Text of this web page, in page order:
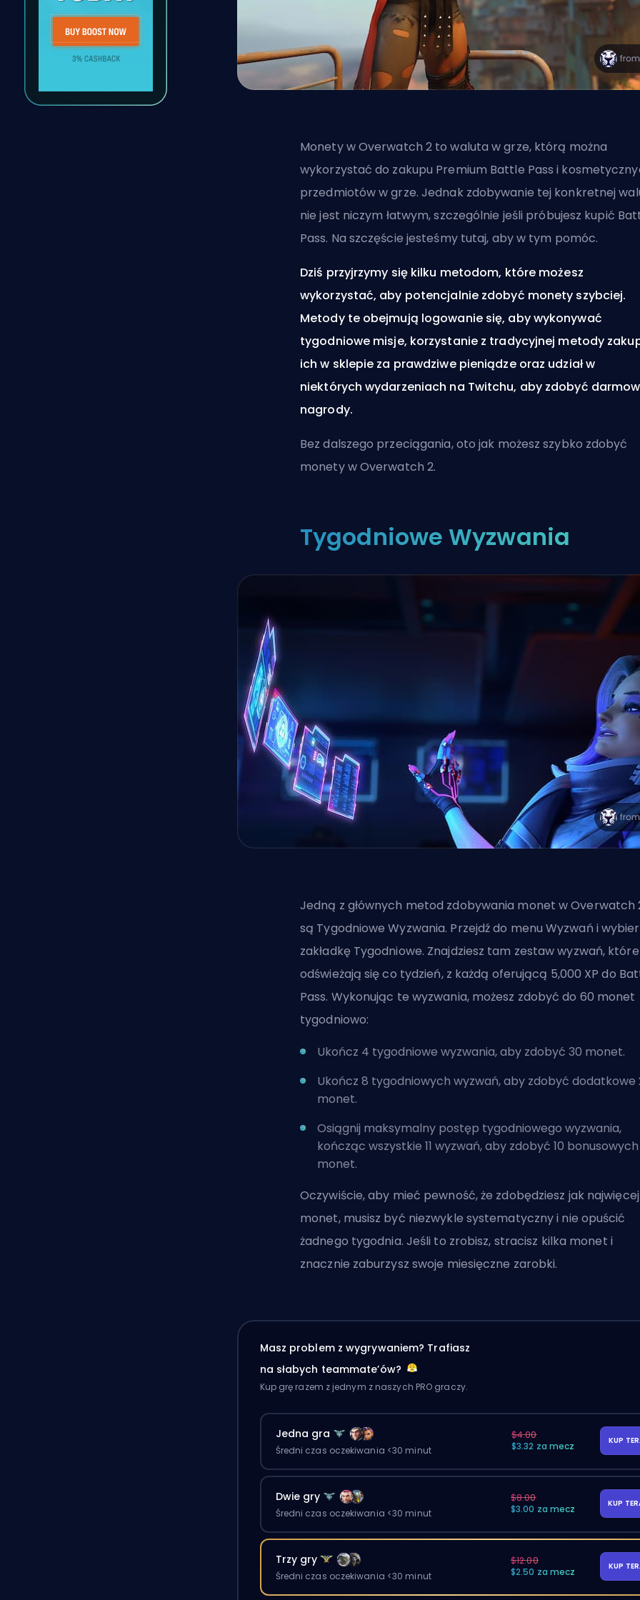
Monety w Overwatch 2 to waluta w grze, którą można
wykorzystać do zakupu Premium Battle Pass i
przedmiotów w grze. Jednak zdobywanie tej konkretnej
nie jest niczym łatwym, szczególnie jeśli próbujesz kupić
Pass. Na szczęście jesteśmy tutaj, aby w tym pomóc.
Dziś przyjrzymy się kilku metodom, które możesz
wykorzystać, aby potencjalnie zdobyć monety szybciej.
Metody te obejmują logowanie się, aby wykonywać
tygodniowe misje, korzystanie z tradycyjnej metody
ich w sklepie za prawdziwe pieniądze oraz udział w
niektórych wydarzeniach na Twitchu, aby zdobyć
nagrody.
Bez dalszego przeciągania, oto jak możesz szybko zdobyć
monety w Overwatch 2.
Tygodniowe Wyzwania
Jedną z głównych metod zdobywania monet w Overwatch
są Tygodniowe Wyzwania. Przejdź do menu Wyzwań i
zakładkę Tygodniowe. Znajdziesz tam zestaw wyzwań, które
odświeżają się co tydzień, z każdą oferującą 5,000 XP do
Pass. Wykonując te wyzwania, możesz zdobyć do 60 monet
tygodniowo:
Ukończ 4 tygodniowe wyzwania, aby zdobyć 30 monet.
Ukończ 8 tygodniowych wyzwań, aby zdobyć dodatkowe
monet.
Osiągnij maksymalny postęp tygodniowego wyzwania,
kończąc wszystkie 11 wyzwań, aby zdobyć 10 bonusowych
monet.
Oczywiście, aby mieć pewność, że zdobędziesz jak najwięcej
monet, musisz być niezwykle systematyczny i nie opuścić
żadnego tygodnia. Jeśli to zrobisz, stracisz kilka monet i
znacznie zaburzysz swoje miesięczne zarobki.
Masz problem z wygrywaniem? Trafiasz
na słabych teammate’ów?
Kup grę razem z jednym z naszych PRO graczy.
Jedna gra
Średni czas oczekiwania <30 minut
$4.00
$3.32 za mecz
KUP
Dwie gry
Średni czas oczekiwania <30 minut
$8.00
$3.00 za mecz
KUP
Trzy gry
Średni czas oczekiwania <30 minut
$12.00
$2.50 za mecz
KUP